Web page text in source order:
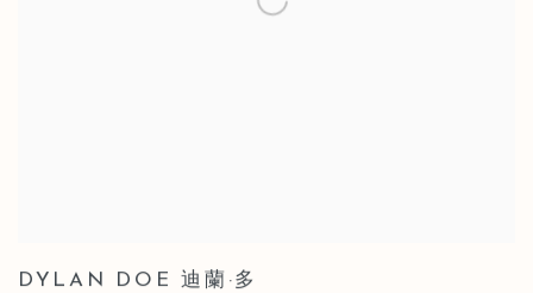
DYLAN DOE 迪蘭·多